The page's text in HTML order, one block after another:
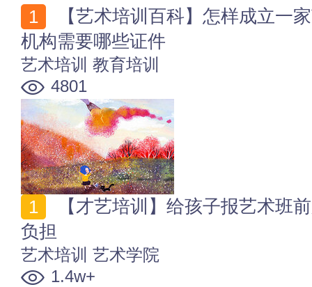
机构需要哪些证件
艺术培训 教育培训
4801
负担
艺术培训 艺术学院
1.4w+